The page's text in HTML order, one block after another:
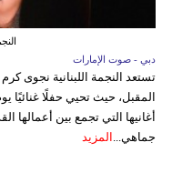
دبي - صوت الإمارات
تستعد النجمة اللبنانية نجوى
أغانيها التي تجمع بين أعمالها
جماهي... المزيد